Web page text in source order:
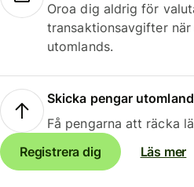
Oroa dig aldrig för
transaktionsavgifter
utomlands.
Skicka pengar
Få pengarna att räcka
Registrera dig
Läs mer